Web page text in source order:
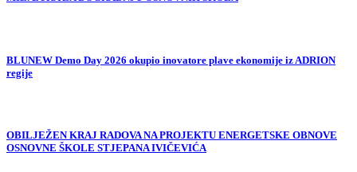
BLUNEW Demo Day 2026 okupio inovatore plave ekonomije iz ADRION
regije
OBILJEŽEN KRAJ RADOVA NA PROJEKTU ENERGETSKE OBNOVE
OSNOVNE ŠKOLE STJEPANA IVIČEVIĆA